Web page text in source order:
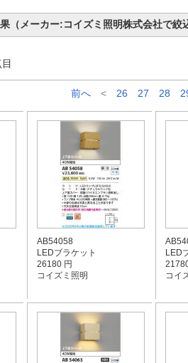
（メーカー:コイズミ照明株式会社で
前へ < 26 27 28
AB54058
LEDブラケット
26180 円
コイズミ照明
LED
コイ